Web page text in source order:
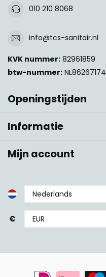
010 210 8068
info@tcs-sanitair.nl
KVK nummer: 82961859
btw-nummer:
Openingstijden
Informatie
Mijn account
€